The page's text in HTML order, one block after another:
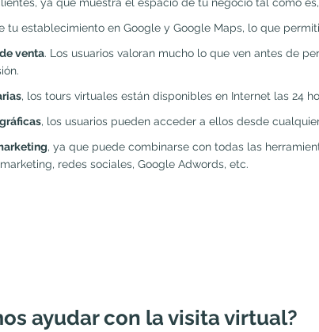
tu establecimiento en Google y Google Maps, lo que
venta. Los usuarios valoran mucho lo que ven antes de
, los tours virtuales están disponibles en Internet las 24
, los usuarios pueden acceder a ellos desde
, ya que puede combinarse con todas las
redes sociales, Google Adwords, etc.
ayudar con la visita virtual?